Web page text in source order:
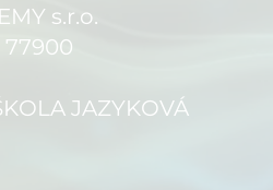
s.r.o.
77900
JAZYKOVÁ